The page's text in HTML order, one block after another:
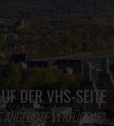
DER VHS-SEITE
VERFÜGBAR!